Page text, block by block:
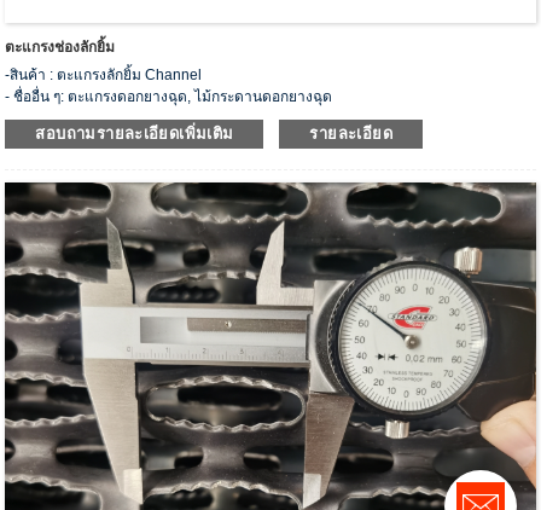
ตะแกรงช่องลักยิ้ม
-สินค้า : ตะแกรงลักยิ้ม Channel
- ชื่ออื่น ๆ: ตะแกรงดอกยางฉุด, ไม้กระดานดอกยางฉุด
-รุ่น: HJS-10
- วัสดุ: เหล็กคาร์บอน, สแตนเลส, อลูมิเนียม, สังกะสี
-ประเภท : ไม้กระดาน ทางเดิน ดอกยางบันได
- ตัวอย่างที่กำหนดเองและฟรีสามารถใช้งานได้
สอบถามรายละเอียดเพิ่มเติม รายละเอียด